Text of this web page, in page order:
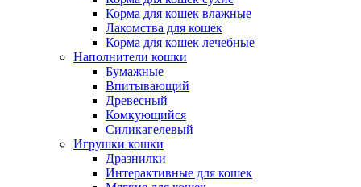
Корма для кошек влажные
Лакомства для кошек
Корма для кошек лечебные
Наполнители кошки
Бумажные
Впитывающий
Древесный
Комкующийся
Силикагелевый
Игрушки кошки
Дразнилки
Интерактивные для кошек